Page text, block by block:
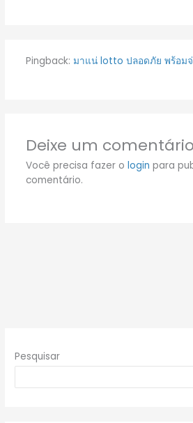
Pingback: มาแน่ lotto ปลอดภัย พร้อมจ่
Deixe um comentário
Você precisa fazer o login para
comentário.
Pesquisar